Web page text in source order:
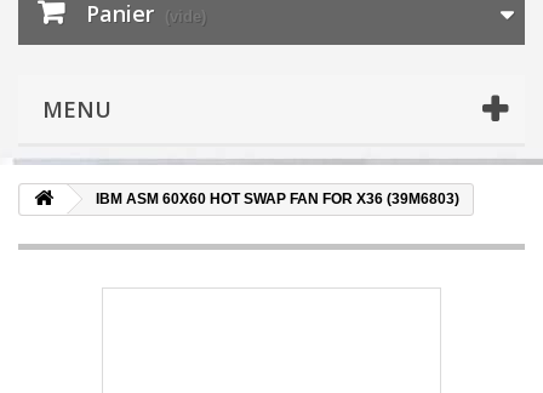
Panier (vide)
MENU
IBM ASM 60X60 HOT SWAP FAN FOR X36 (39M6803)